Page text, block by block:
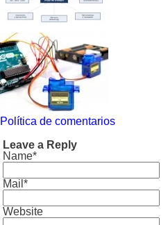
Política de comentarios
Leave a Reply
Name*
Mail*
Website